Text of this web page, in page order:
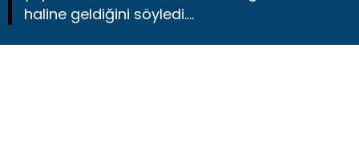
haline geldiğini söyledi....